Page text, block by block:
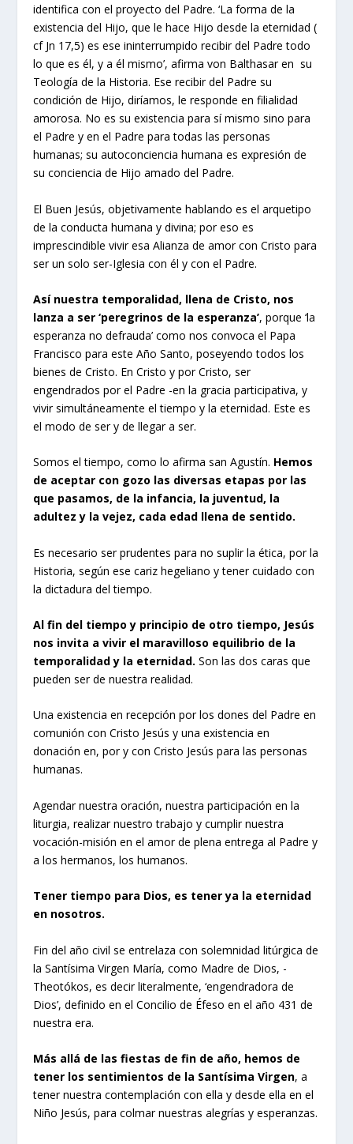
identifica con el proyecto del Padre. ‘La forma de la
existencia del Hijo, que le hace Hijo desde la eternidad (
cf Jn 17,5) es ese ininterrumpido recibir del Padre todo
lo que es él, y a él mismo’, afirma von Balthasar en su
Teología de la Historia. Ese recibir del Padre su
condición de Hijo, diríamos, le responde en filialidad
amorosa. No es su existencia para sí mismo sino para
el Padre y en el Padre para todas las personas
humanas; su autoconciencia humana es expresión de
su conciencia de Hijo amado del Padre.
El Buen Jesús, objetivamente hablando es el arquetipo
de la conducta humana y divina; por eso es
imprescindible vivir esa Alianza de amor con Cristo para
ser un solo ser-Iglesia con él y con el Padre.
Así nuestra temporalidad, llena de Cristo, nos
lanza a ser ‘peregrinos de la esperanza’, porque ‘la
esperanza no defrauda’ como nos convoca el Papa
Francisco para este Año Santo, poseyendo todos los
bienes de Cristo. En Cristo y por Cristo, ser
engendrados por el Padre -en la gracia participativa, y
vivir simultáneamente el tiempo y la eternidad. Este es
el modo de ser y de llegar a ser.
Somos el tiempo, como lo afirma san Agustín. Hemos
de aceptar con gozo las diversas etapas por las
que pasamos, de la infancia, la juventud, la
adultez y la vejez, cada edad llena de sentido.
Es necesario ser prudentes para no suplir la ética, por la
Historia, según ese cariz hegeliano y tener cuidado con
la dictadura del tiempo.
Al fin del tiempo y principio de otro tiempo, Jesús
nos invita a vivir el maravilloso equilibrio de la
temporalidad y la eternidad. Son las dos caras que
pueden ser de nuestra realidad.
Una existencia en recepción por los dones del Padre en
comunión con Cristo Jesús y una existencia en
donación en, por y con Cristo Jesús para las personas
humanas.
Agendar nuestra oración, nuestra participación en la
liturgia, realizar nuestro trabajo y cumplir nuestra
vocación-misión en el amor de plena entrega al Padre y
a los hermanos, los humanos.
Tener tiempo para Dios, es tener ya la eternidad
en nosotros.
Fin del año civil se entrelaza con solemnidad litúrgica de
la Santísima Virgen María, como Madre de Dios, -
Theotókos, es decir literalmente, ‘engendradora de
Dios’, definido en el Concilio de Éfeso en el año 431 de
nuestra era.
Más allá de las fiestas de fin de año, hemos de
tener los sentimientos de la Santísima Virgen, a
tener nuestra contemplación con ella y desde ella en el
Niño Jesús, para colmar nuestras alegrías y esperanzas.